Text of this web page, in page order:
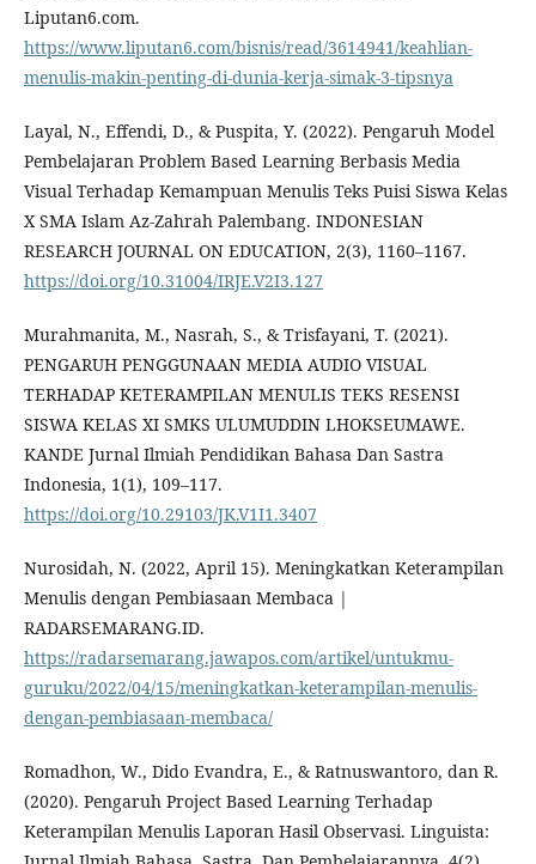
Liputan6.com.
https://www.liputan6.com/bisnis/read/3614941/keahlian-
menulis-makin-penting-di-dunia-kerja-simak-3-tipsnya
Layal, N., Effendi, D., & Puspita, Y. (2022). Pengaruh Model
Pembelajaran Problem Based Learning Berbasis Media
Visual Terhadap Kemampuan Menulis Teks Puisi Siswa Kelas
X SMA Islam Az-Zahrah Palembang. INDONESIAN
RESEARCH JOURNAL ON EDUCATION, 2(3), 1160–1167.
https://doi.org/10.31004/IRJE.V2I3.127
Murahmanita, M., Nasrah, S., & Trisfayani, T. (2021).
PENGARUH PENGGUNAAN MEDIA AUDIO VISUAL
TERHADAP KETERAMPILAN MENULIS TEKS RESENSI
SISWA KELAS XI SMKS ULUMUDDIN LHOKSEUMAWE.
KANDE Jurnal Ilmiah Pendidikan Bahasa Dan Sastra
Indonesia, 1(1), 109–117.
https://doi.org/10.29103/JK.V1I1.3407
Nurosidah, N. (2022, April 15). Meningkatkan Keterampilan
Menulis dengan Pembiasaan Membaca |
RADARSEMARANG.ID.
https://radarsemarang.jawapos.com/artikel/untukmu-
guruku/2022/04/15/meningkatkan-keterampilan-menulis-
dengan-pembiasaan-membaca/
Romadhon, W., Dido Evandra, E., & Ratnuswantoro, dan R.
(2020). Pengaruh Project Based Learning Terhadap
Keterampilan Menulis Laporan Hasil Observasi. Linguista: